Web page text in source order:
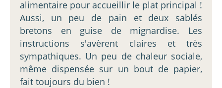
alimentaire pour accueillir le plat principal !
Aussi, un peu de pain et deux sablés
bretons en guise de mignardise. Les
instructions s'avèrent claires et très
sympathiques. Un peu de chaleur sociale,
même dispensée sur un bout de papier,
fait toujours du bien !